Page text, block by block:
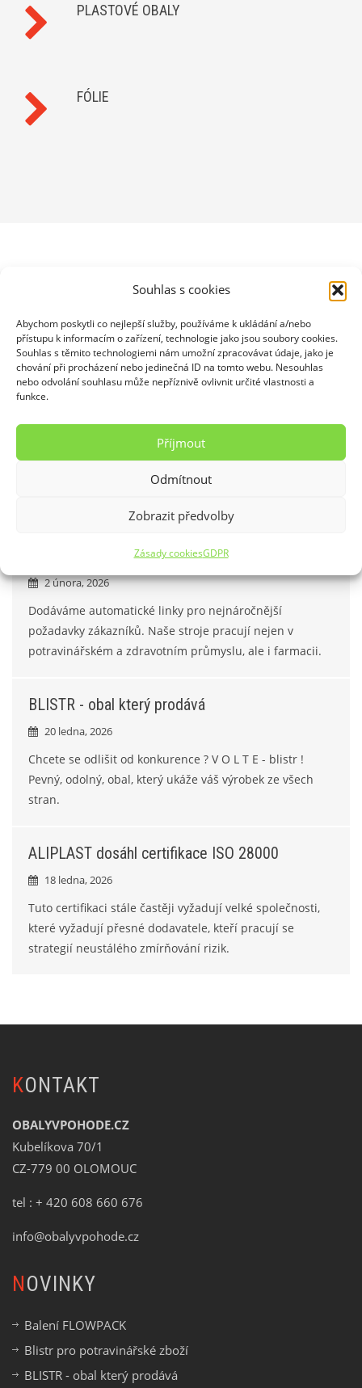
Souhlas s cookies
Abychom poskytli co nejlepší služby, používáme k ukládání a/nebo
přístupu k informacím o zařízení, technologie jako jsou soubory cookies.
Souhlas s těmito technologiemi nám umožní zpracovávat údaje, jako je
chování při procházení nebo jedinečná ID na tomto webu. Nesouhlas
nebo odvolání souhlasu může nepříznivě ovlivnit určité vlastnosti a
funkce.
Příjmout
Odmítnout
Zobrazit předvolby
Zásady cookiesGDPR
PLASTOVÉ OBALY
FÓLIE
AKTUÁLNĚ
Podívejte se na poslední novinky!
Chcete zákazníkům nabízet čerstvé produkty?
Každodenní použití balení FLOPACK nabízejí obaly pro
Blistr pro potravinářské zboží
2 února, 2026
Dodáváme automatické linky pro nejnáročnější
požadavky zákazníků. Naše stroje pracují nejen v
potravinářském a zdravotním průmyslu, ale i farmacii.
BLISTR - obal který prodává
20 ledna, 2026
Chcete se odlišit od konkurence ? V O L T E - blistr !
Pevný, odolný, obal, který ukáže váš výrobek ze všech
stran.
ALIPLAST dosáhl certifikace ISO 28000
18 ledna, 2026
Tuto certifikaci stále častěji vyžadují velké společnosti,
které vyžadují přesné dodavatele, kteří pracují se
strategií neustálého zmírňování rizik.
KONTAKT
OBALYVPOHODE.CZ
Kubelíkova 70/1
CZ-779 00 OLOMOUC
tel : + 420 608 660 676
info@obalyvpohode.cz
NOVINKY
Balení FLOWPACK
Blistr pro potravinářské zboží
BLISTR - obal který prodává